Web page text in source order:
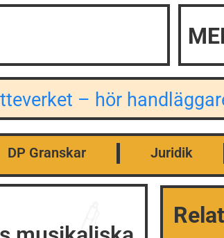
– hör
DP Granskar Juridik